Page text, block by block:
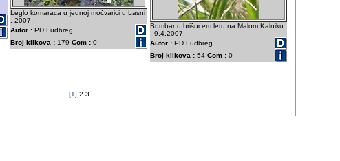
Leglo komaraca u jednoj močvarici u Lasni
. 2007 .
Autor : PD Ludbreg
Broj klikova : 179 Com : 0
Bumbar u brišućem letu na Malom Kalniku
. 9.4.2007
Autor : PD Ludbreg
Broj klikova : 54 Com : 0
[1] 2 3